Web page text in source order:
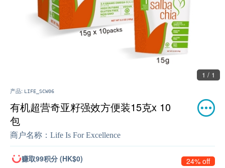
1 / 1
产品: LIFE_SCW06
有机超营奇亚籽强效方便装15克x 10
包
商户名称： Life Is For Excellence
赚取99积分 (HK$0) 24% off